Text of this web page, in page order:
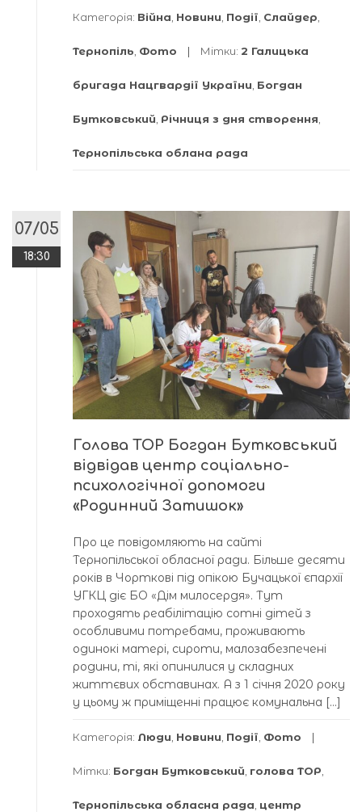
Категорія: Війна, Новини, Події, Слайдер,
Тернопіль, Фото Мітки: 2 Галицька
бригада Нацгвардії України, Богдан
Бутковський, Річниця з дня створення,
Тернопільська облана рада
07/05
18:30
Голова ТОР Богдан Бутковський
відвідав центр соціально-
психологічної допомоги
«Родинний Затишок»
Про це повідомляють на сайті
Тернопільської обласної ради. Більше десяти
років в Чорткові під опікою Бучацької єпархії
УГКЦ діє БО «Дім милосердя». Тут
проходять реабілітацію сотні дітей з
особливими потребами, проживають
одинокі матері, сироти, малозабезпечені
родини, ті, які опинилися у складних
життєвих обставинах. А з 1 січня 2020 року
у цьому ж приміщенні працює комунальна […]
Категорія: Люди Новини Події Фото
Мітки: Богдан Бутковський голова ТОР
Тернопільська обласна рада центр